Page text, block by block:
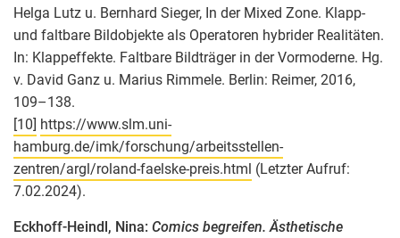
Helga Lutz u. Bernhard Sieger, In der Mixed Zone. Klapp-
und faltbare Bildobjekte als Operatoren hybrider Realitäten.
In: Klappeffekte. Faltbare Bildträger in der Vormoderne. Hg.
v. David Ganz u. Marius Rimmele. Berlin: Reimer, 2016,
109–138.
[10] https://www.slm.uni-
hamburg.de/imk/forschung/arbeitsstellen-
zentren/argl/roland-faelske-preis.html (Letzter Aufruf:
7.02.2024).
Eckhoff-Heindl, Nina: Comics begreifen. Ästhetische